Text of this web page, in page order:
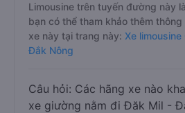
Limousine trên tuyến đường này
bạn có thể tham khảo thêm
xe này tại trang này: Xe
Đắk Nông
Câu hỏi: Các hãng xe nào
xe giường nằm đi Đăk Mil -